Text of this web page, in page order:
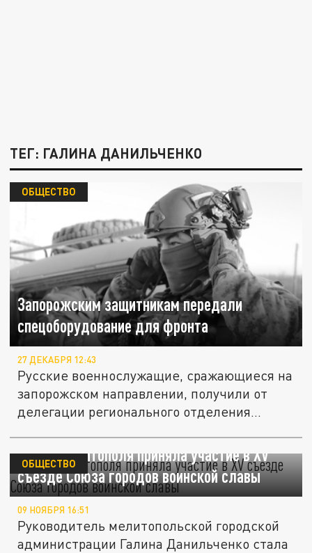
ТЕГ: ГАЛИНА ДАНИЛЬЧЕНКО
Запорожским защитникам передали
спецоборудование для фронта
ОБЩЕСТВО
27 ДЕКАБРЯ 12:43
Русские военнослужащие, сражающиеся на
запорожском направлении, получили от
делегации регионального отделения...
Глава Мелитополя приняла участие в XV
съезде Союза городов воинской славы
ОБЩЕСТВО
09 НОЯБРЯ 16:51
Руководитель мелитопольской городской
администрации Галина Данильченко стала